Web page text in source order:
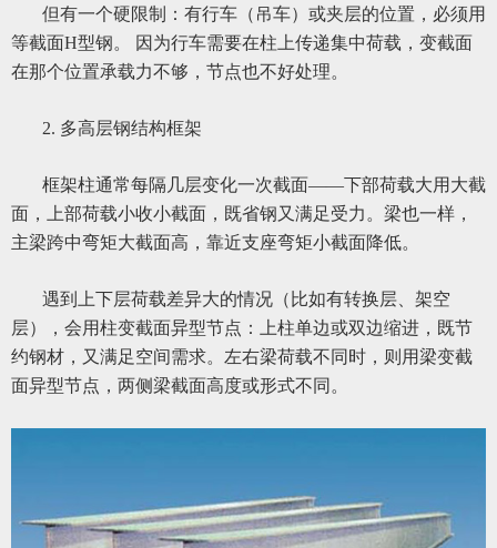
但有一个硬限制：有行车（吊车）或夹层的位置，必须用
等截面H型钢。 因为行车需要在柱上传递集中荷载，变截面
在那个位置承载力不够，节点也不好处理。
2. 多高层钢结构框架
框架柱通常每隔几层变化一次截面——下部荷载大用大截
面，上部荷载小收小截面，既省钢又满足受力。梁也一样，
主梁跨中弯矩大截面高，靠近支座弯矩小截面降低。
遇到上下层荷载差异大的情况（比如有转换层、架空
层），会用柱变截面异型节点：上柱单边或双边缩进，既节
约钢材，又满足空间需求。左右梁荷载不同时，则用梁变截
面异型节点，两侧梁截面高度或形式不同。